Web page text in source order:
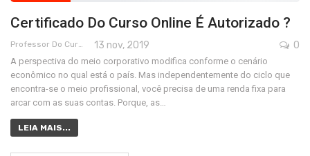
Certificado Do Curso Online É Autorizado ?
13 nov, 2019 0
A perspectiva do meio corporativo modifica conforme o cenário
econômico no qual está o país. Mas independentemente do ciclo que
encontra-se o meio profissional, você precisa de uma renda fixa para
arcar com as suas contas. Porque, as…
LEIA MAIS...